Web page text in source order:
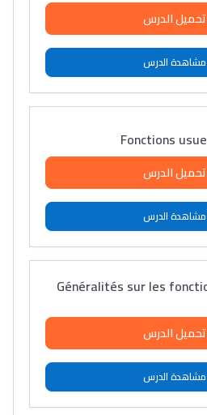
تحميل الدرس
مشاهدة الدرس
Fonctions
تحميل الدرس
مشاهدة الدرس
Généralités sur les
تحميل الدرس
مشاهدة الدرس